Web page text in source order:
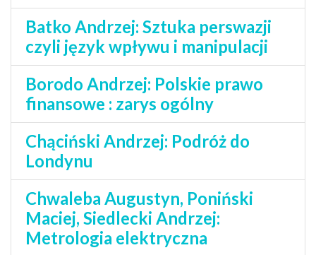
Batko Andrzej: Sztuka perswazji
czyli język wpływu i manipulacji
Borodo Andrzej: Polskie prawo
finansowe : zarys ogólny
Chąciński Andrzej: Podróż do
Londynu
Chwaleba Augustyn, Poniński
Maciej, Siedlecki Andrzej:
Metrologia elektryczna